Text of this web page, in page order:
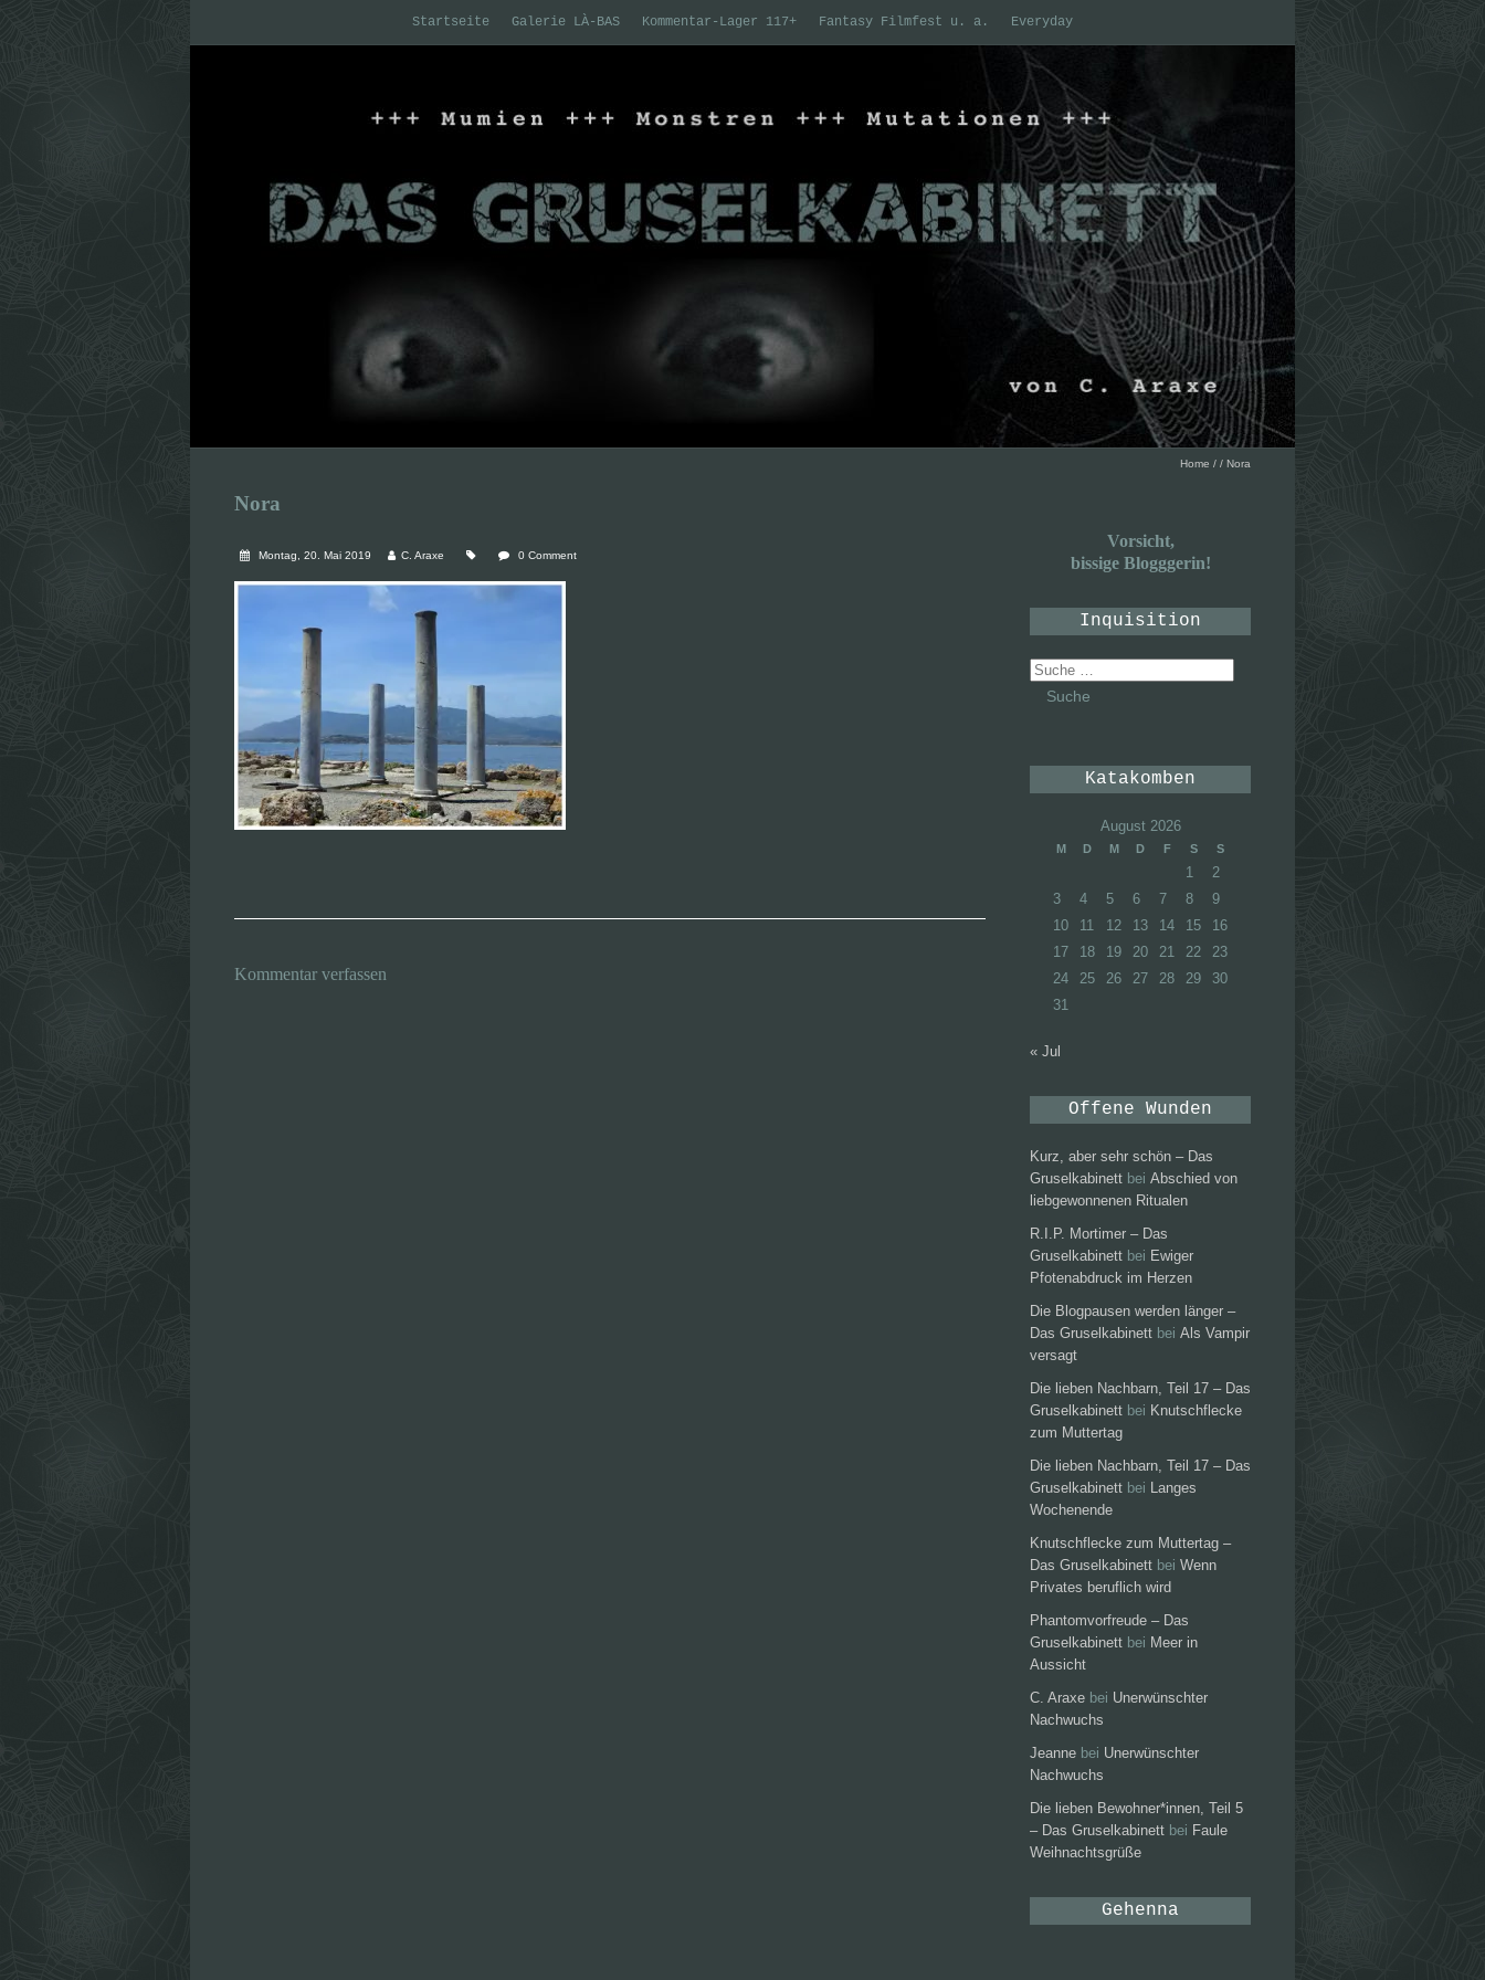
Startseite Galerie LÀ-BAS Kommentar-Lager 117+ Fantasy Filmfest u. a. Everyday
Home / / Nora
Nora
Montag, 20. Mai 2019 C. Araxe 0 Comment
Kommentar verfassen
Vorsicht,
bissige Blogggerin!
Inquisition
Suche
nach:
Katakomben
August 2026
M D M D F S S
1
2
3
4 5 6 7 8
9
10
11 12 13 14 15
16
17
18 19 20 21 22
23
24
25 26 27 28 29
30
31
« Jul
Offene Wunden
Kurz, aber sehr schön – Das
Gruselkabinett bei Abschied von
liebgewonnenen Ritualen
R.I.P. Mortimer – Das
Gruselkabinett bei Ewiger
Pfotenabdruck im Herzen
Die Blogpausen werden länger –
Das Gruselkabinett bei Als Vampir
versagt
Die lieben Nachbarn, Teil 17 – Das
Gruselkabinett bei Knutschflecke
zum Muttertag
Die lieben Nachbarn, Teil 17 – Das
Gruselkabinett bei Langes
Wochenende
Knutschflecke zum Muttertag –
Das Gruselkabinett bei Wenn
Privates beruflich wird
Phantomvorfreude – Das
Gruselkabinett bei Meer in
Aussicht
C. Araxe bei Unerwünschter
Nachwuchs
Jeanne bei Unerwünschter
Nachwuchs
Die lieben Bewohner*innen, Teil 5
– Das Gruselkabinett bei Faule
Weihnachtsgrüße
Gehenna